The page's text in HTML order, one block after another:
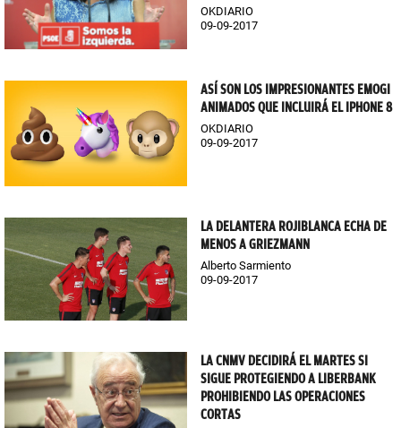
OKDIARIO
09-09-2017
ASÍ SON LOS IMPRESIONANTES EMOGI
ANIMADOS QUE INCLUIRÁ EL IPHONE 8
OKDIARIO
09-09-2017
LA DELANTERA ROJIBLANCA ECHA DE
MENOS A GRIEZMANN
Alberto Sarmiento
09-09-2017
LA CNMV DECIDIRÁ EL MARTES SI
SIGUE PROTEGIENDO A LIBERBANK
PROHIBIENDO LAS OPERACIONES
CORTAS